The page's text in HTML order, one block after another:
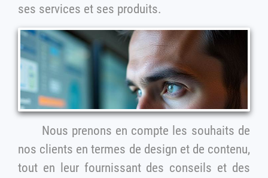
ses services et ses produits.
Nous prenons en compte les souhaits de
nos clients en termes de design et de contenu,
tout en leur fournissant des conseils et des